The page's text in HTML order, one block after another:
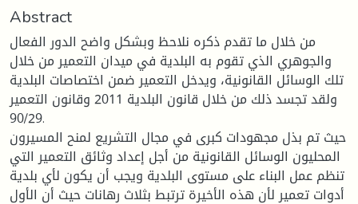
Abstract
من خلال ما تقدم ذكره نلاحظ وبشكل واضح الدور الفعال
والجوهري الذي تقوم به البلدية في ميدان التعمير من خلال
تلك الوسائل القانونية، ويدخل التعمير ضمن اختصاصات البلدية
ولقد تجسد ذلك من خلال قانون البلدية 2011 وقانون التعمير
90/29.
حيث تم بذل مجهودات كبرى في مجال التشريع لمنح المسيرون
المحليون الوسائل القانونية من أجل إعداد وثائق التعمير التي
تنظم عمل البناء على مستوى البلدية ويجب أن يكون لأي بلدية
أدوات تعمير لأن هذه الأخيرة ترتبط بثلاث رهانات حيث أن الأول